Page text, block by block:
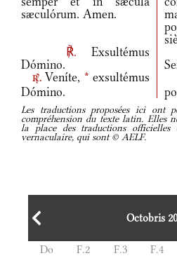
sæculórum. Amen.
℟. Exsultémus
Dómino.
r. Veníte, * exsultémus
Dómino.
Les traductions proposées ici ont
compréhension du texte latin. Elles
la place des traductions
vernaculaire, qui sont © AELF.
Octobris
Do F.2 F.3 F.4